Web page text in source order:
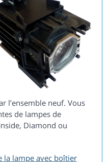
l’ensemble neuf. Vous
de lampes de
Diamond ou
la lampe avec boîtier